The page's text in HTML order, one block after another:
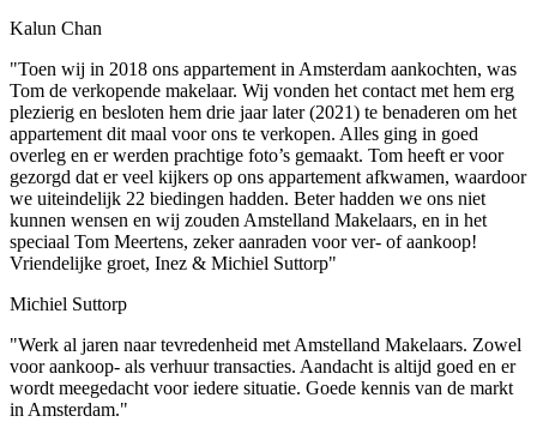
Kalun Chan
"Toen wij in 2018 ons appartement in Amsterdam aankochten, was
Tom de verkopende makelaar. Wij vonden het contact met hem erg
plezierig en besloten hem drie jaar later (2021) te benaderen om het
appartement dit maal voor ons te verkopen. Alles ging in goed
overleg en er werden prachtige foto’s gemaakt. Tom heeft er voor
gezorgd dat er veel kijkers op ons appartement afkwamen, waardoor
we uiteindelijk 22 biedingen hadden. Beter hadden we ons niet
kunnen wensen en wij zouden Amstelland Makelaars, en in het
speciaal Tom Meertens, zeker aanraden voor ver- of aankoop!
Vriendelijke groet, Inez & Michiel Suttorp"
Michiel Suttorp
"Werk al jaren naar tevredenheid met Amstelland Makelaars. Zowel
voor aankoop- als verhuur transacties. Aandacht is altijd goed en er
wordt meegedacht voor iedere situatie. Goede kennis van de markt
in Amsterdam."